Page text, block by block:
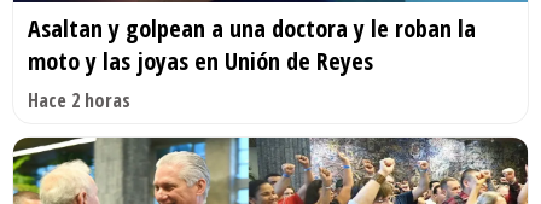
Asaltan y golpean a una doctora y le roban la
moto y las joyas en Unión de Reyes
Hace 2 horas